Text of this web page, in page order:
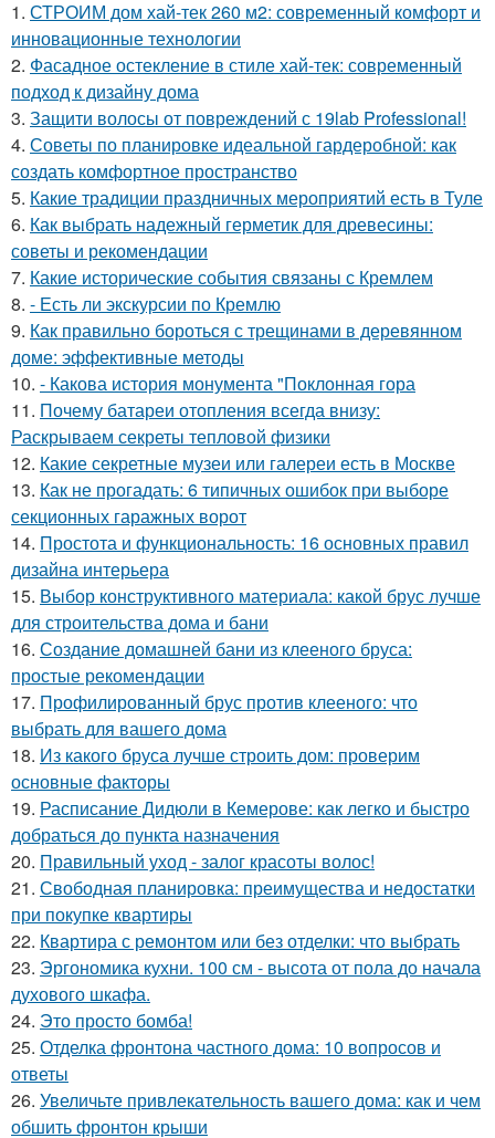
1. СТРОИМ дом хай-тек 260 м2: современный комфорт и
инновационные технологии
2. Фасадное остекление в стиле хай-тек: современный
подход к дизайну дома
3. Защити волосы от повреждений с 19lab Professional!
4. Советы по планировке идеальной гардеробной: как
создать комфортное пространство
5. Какие традиции праздничных мероприятий есть в Туле
6. Как выбрать надежный герметик для древесины:
советы и рекомендации
7. Какие исторические события связаны с Кремлем
8. - Есть ли экскурсии по Кремлю
9. Как правильно бороться с трещинами в деревянном
доме: эффективные методы
10. - Какова история монумента "Поклонная гора
11. Почему батареи отопления всегда внизу:
Раскрываем секреты тепловой физики
12. Какие секретные музеи или галереи есть в Москве
13. Как не прогадать: 6 типичных ошибок при выборе
секционных гаражных ворот
14. Простота и функциональность: 16 основных правил
дизайна интерьера
15. Выбор конструктивного материала: какой брус лучше
для строительства дома и бани
16. Создание домашней бани из клееного бруса:
простые рекомендации
17. Профилированный брус против клееного: что
выбрать для вашего дома
18. Из какого бруса лучше строить дом: проверим
основные факторы
19. Расписание Дидюли в Кемерове: как легко и быстро
добраться до пункта назначения
20. Правильный уход - залог красоты волос!
21. Свободная планировка: преимущества и недостатки
при покупке квартиры
22. Квартира с ремонтом или без отделки: что выбрать
23. Эргономика кухни. 100 см - высота от пола до начала
духового шкафа.
24. Это просто бомба!
25. Отделка фронтона частного дома: 10 вопросов и
ответы
26. Увеличьте привлекательность вашего дома: как и чем
обшить фронтон крыши